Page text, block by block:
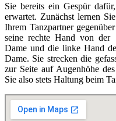
Sie bereits ein Gespür
erwartet. Zunächst lernen
Ihrem Tanzpartner
seine rechte Hand von der
Dame und die linke Hand
Dame. Sie strecken die
zur Seite auf Augenhöhe
Sie also stets Haltung beim